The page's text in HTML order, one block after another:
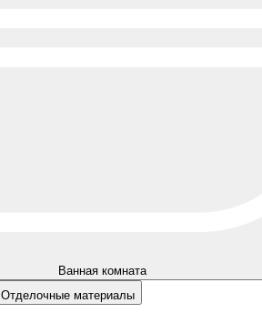
Ванная комната
Отделочные материалы